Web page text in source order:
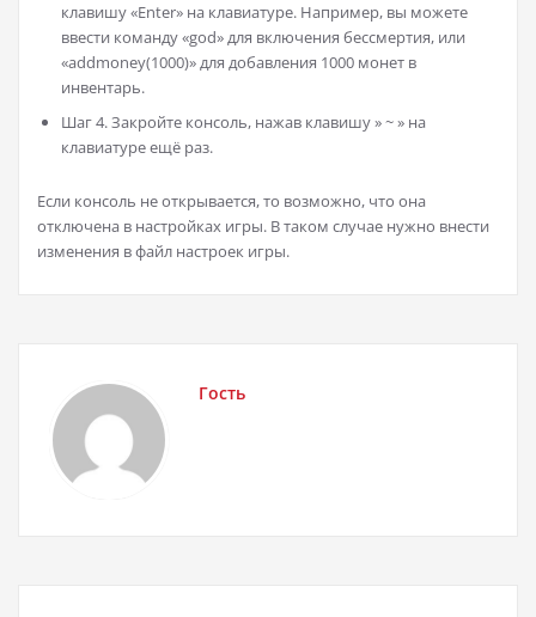
клавишу «Enter» на клавиатуре. Например, вы можете
ввести команду «god» для включения бессмертия, или
«addmoney(1000)» для добавления 1000 монет в
инвентарь.
Шаг 4. Закройте консоль, нажав клавишу » ~ » на
клавиатуре ещё раз.
Если консоль не открывается, то возможно, что она
отключена в настройках игры. В таком случае нужно внести
изменения в файл настроек игры.
Гость